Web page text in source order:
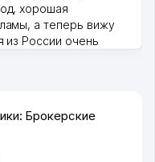
хорошая
а теперь вижу
из России очень
Брокерские